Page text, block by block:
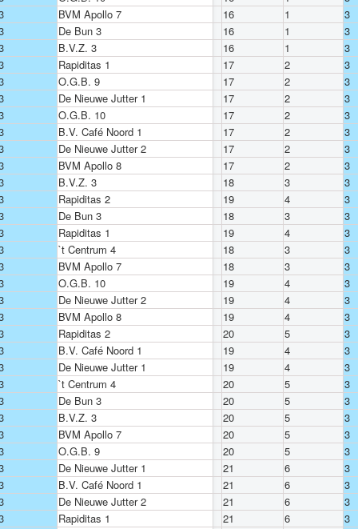
BVM Apollo 7 16 1
3
De Bun 3 16 1
3
B.V.Z. 3 16 1
3
Rapiditas 1 17 2
3
O.G.B. 9 17 2
3
De Nieuwe Jutter 1 17 2
3
O.G.B. 10 17 2
3
B.V. Café Noord 1 17 2
3
De Nieuwe Jutter 2 17 2
3
BVM Apollo 8 17 2
3
B.V.Z. 3 18 3
3
Rapiditas 2 19 4
3
De Bun 3 18 3
3
Rapiditas 1 19 4
3
`t Centrum 4 18 3
3
BVM Apollo 7 18 3
3
O.G.B. 10 19 4
3
De Nieuwe Jutter 2 19 4
3
BVM Apollo 8 19 4
3
Rapiditas 2 20 5
3
B.V. Café Noord 1 19 4
3
De Nieuwe Jutter 1 19 4
3
`t Centrum 4 20 5
3
De Bun 3 20 5
3
B.V.Z. 3 20 5
3
BVM Apollo 7 20 5
3
O.G.B. 9 20 5
3
De Nieuwe Jutter 1 21 6
3
B.V. Café Noord 1 21 6
3
De Nieuwe Jutter 2 21 6
3
Rapiditas 1 21 6
3